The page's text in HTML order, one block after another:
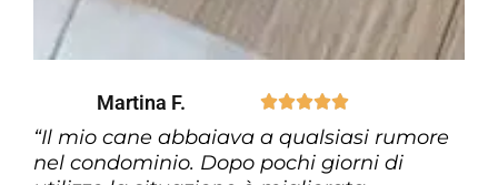
Martina F. 
“Il mio cane abbaiava a qualsiasi rumore
nel condominio. Dopo pochi giorni di